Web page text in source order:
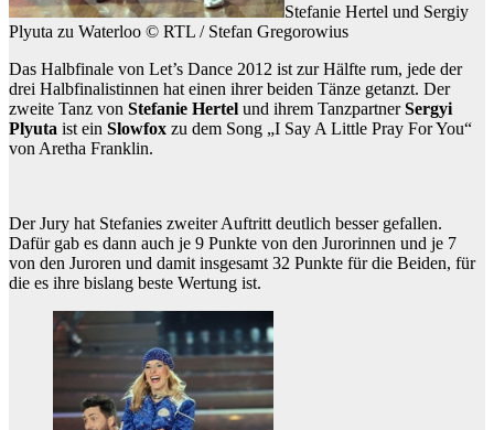
Stefanie Hertel und Sergiy
Plyuta zu Waterloo © RTL / Stefan Gregorowius
Das Halbfinale von Let’s Dance 2012 ist zur Hälfte rum, jede der
drei Halbfinalistinnen hat einen ihrer beiden Tänze getanzt. Der
zweite Tanz von Stefanie Hertel und ihrem TanzpartnerSergyi
Plyuta ist ein Slowfox zu dem Song „I Say A Little Pray For You“
von Aretha Franklin.
Der Jury hat Stefanies zweiter Auftritt deutlich besser gefallen.
Dafür gab es dann auch je 9 Punkte von den Jurorinnen und je 7
von den Juroren und damit insgesamt 32 Punkte für die Beiden, für
die es ihre bislang beste Wertung ist.